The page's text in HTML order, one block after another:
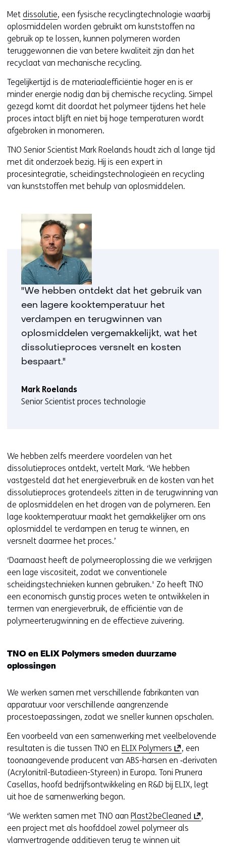
Met dissolutie, een fysische recyclingtechnologie waarbij
oplosmiddelen worden gebruikt om kunststoffen na
gebruik op te lossen, kunnen polymeren worden
teruggewonnen die van betere kwaliteit zijn dan het
recyclaat van mechanische recycling.
Tegelijkertijd is de materiaalefficiëntie hoger en is er
minder energie nodig dan bij chemische recycling. Simpel
gezegd komt dit doordat het polymeer tijdens het hele
proces intact blijft en niet bij hoge temperaturen wordt
afgebroken in monomeren.
TNO Senior Scientist Mark Roelands houdt zich al lange tijd
met dit onderzoek bezig. Hij is een expert in
procesintegratie, scheidingstechnologieën en recycling
van kunststoffen met behulp van oplosmiddelen.
"We hebben ontdekt dat het gebruik van
een lagere kooktemperatuur het
verdampen en terugwinnen van
oplosmiddelen vergemakkelijkt, wat het
dissolutieproces versnelt en kosten
bespaart."
Mark Roelands
Senior Scientist proces technologie
We hebben zelfs meerdere voordelen van het
dissolutieproces ontdekt, vertelt Mark. ‘We hebben
vastgesteld dat het energieverbruik en de kosten van het
dissolutieproces grotendeels zitten in de terugwinning van
de oplosmiddelen en het drogen van de polymeren. Een
lage kooktemperatuur maakt het gemakkelijker om ons
oplosmiddel te verdampen en terug te winnen, en
versnelt daarmee het proces.’
‘Daarnaast heeft de polymeeroplossing die we verkrijgen
een lage viscositeit, zodat we conventionele
scheidingstechnieken kunnen gebruiken.' Zo heeft TNO
een economisch gunstig proces weten te ontwikkelen in
termen van energieverbruik, de efficiëntie van de
polymeerterugwinning en de effectieve zuivering.
TNO en ELIX Polymers smeden duurzame
oplossingen
We werken samen met verschillende fabrikanten van
apparatuur voor verschillende aangrenzende
procestoepassingen, zodat we sneller kunnen opschalen.
Een voorbeeld van een samenwerking met veelbelovende
resultaten is die tussen TNO en ELIX Polymers (
o
p
e
i
n
, een
toonaangevende producent van ABS-harsen en ‑derivaten
(Acrylonitril-Butadieen-Styreen) in Europa. Toni Prunera
Casellas, hoofd bedrijfsontwikkeling en R&D bij ELIX, legt
uit hoe de samenwerking begon.
‘We werkten samen met TNO aan Plast2beCleaned (
,
een project met als hoofddoel zowel polymeer als
vlamvertragende additieven terug te winnen uit